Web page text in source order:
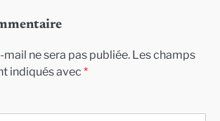
ne sera pas publiée. Les champs
indiqués avec*